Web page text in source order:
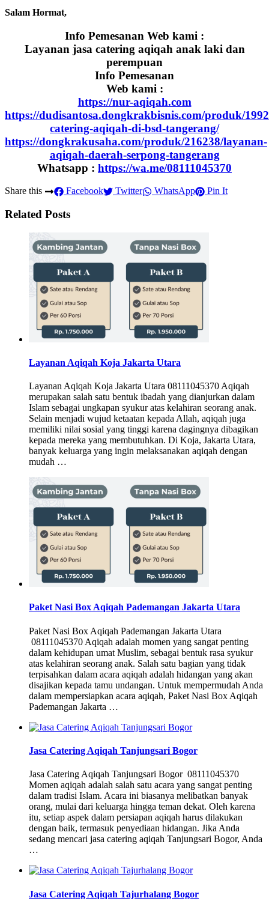
Salam Hormat,
Info Pemesanan Web kami :
Layanan jasa catering aqiqah anak laki dan
perempuan
Info Pemesanan
Web kami :
https://nur-aqiqah.com
https://dudisantosa.dongkrakbisnis.com/produk/
catering-aqiqah-di-bsd-tangerang/
https://dongkrakusaha.com/produk/216238/layanan-
aqiqah-daerah-serpong-tangerang
Whatsapp : https://wa.me/08111045370
Share this Facebook Twitter WhatsApp Pin It
Related Posts
Layanan Aqiqah Koja Jakarta Utara
Layanan Aqiqah Koja Jakarta Utara 08111045370 Aqiqah
merupakan salah satu bentuk ibadah yang dianjurkan dalam
Islam sebagai ungkapan syukur atas kelahiran seorang anak.
Selain menjadi wujud ketaatan kepada Allah, aqiqah juga
memiliki nilai sosial yang tinggi karena dagingnya dibagikan
kepada mereka yang membutuhkan. Di Koja, Jakarta Utara,
banyak keluarga yang ingin melaksanakan aqiqah dengan
mudah …
Paket Nasi Box Aqiqah Pademangan Jakarta Utara
Paket Nasi Box Aqiqah Pademangan Jakarta Utara
08111045370 Aqiqah adalah momen yang sangat penting
dalam kehidupan umat Muslim, sebagai bentuk rasa syukur
atas kelahiran seorang anak. Salah satu bagian yang tidak
terpisahkan dalam acara aqiqah adalah hidangan yang akan
disajikan kepada tamu undangan. Untuk mempermudah Anda
dalam mempersiapkan acara aqiqah, Paket Nasi Box Aqiqah
Pademangan Jakarta …
Jasa Catering Aqiqah Tanjungsari Bogor
Jasa Catering Aqiqah Tanjungsari Bogor 08111045370
Momen aqiqah adalah salah satu acara yang sangat penting
dalam tradisi Islam. Acara ini biasanya melibatkan banyak
orang, mulai dari keluarga hingga teman dekat. Oleh karena
itu, setiap aspek dalam persiapan aqiqah harus dilakukan
dengan baik, termasuk penyediaan hidangan. Jika Anda
sedang mencari jasa catering aqiqah Tanjungsari Bogor, Anda
…
Jasa Catering Aqiqah Tajurhalang Bogor